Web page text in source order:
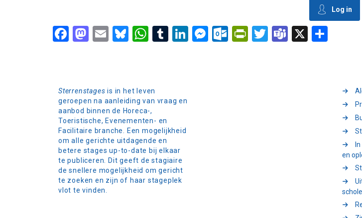
Log in
Facebook
Mastodon
EmailBluesky
WhatsApp
Tumblr
LinkedIn
Messenger
Outlook.com
PrintFriendly
Twitter
Teams
X
Sterrenstages is in het leven
geroepen na aanleiding van vraag en
aanbod binnen de Horeca-,
Toeristische, Evenementen- en
Facilitaire branche. Een mogelijkheid
om alle gerichte uitdagende en
betere stages up-to-date bij elkaar
te publiceren. Dit geeft de stagiaire
de snellere mogelijkheid om gericht
te zoeken en zijn of haar stageplek
vlot te vinden.
en